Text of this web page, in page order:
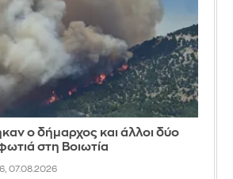
ο δήμαρχος και άλλοι δύο
στη Βοιωτία
07.08.2026